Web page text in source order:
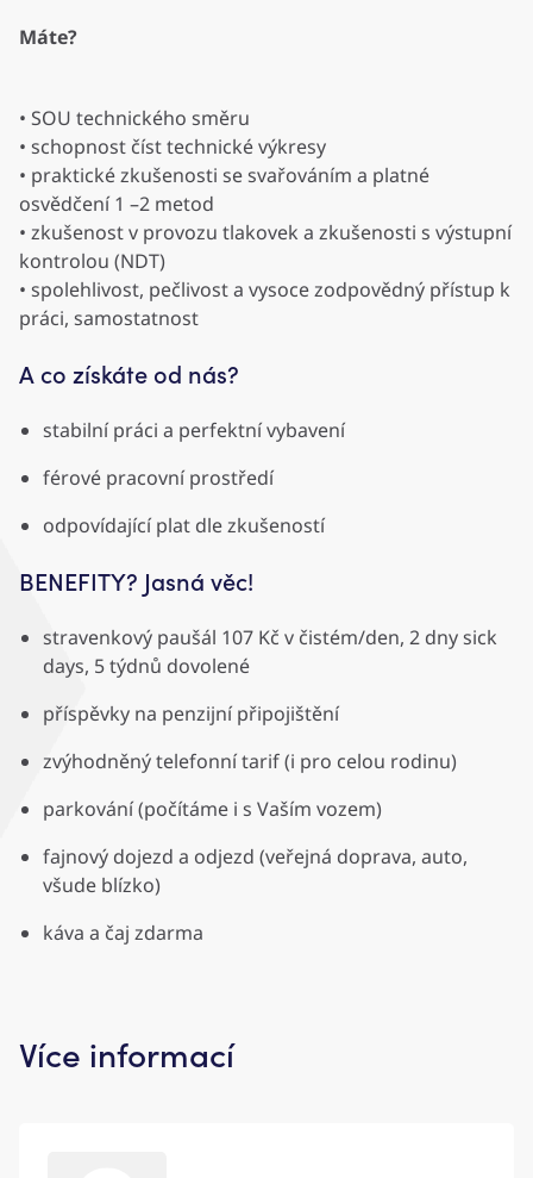
Máte?
• SOU technického směru
• schopnost číst technické výkresy
• praktické zkušenosti se svařováním a platné
osvědčení 1 –2 metod
• zkušenost v provozu tlakovek a zkušenosti s výstupní
kontrolou (NDT)
• spolehlivost, pečlivost a vysoce zodpovědný přístup k
práci, samostatnost
A co získáte od nás?
stabilní práci a perfektní vybavení
férové pracovní prostředí
odpovídající plat dle zkušeností
BENEFITY? Jasná věc!
stravenkový paušál 107 Kč v čistém/den, 2 dny sick
days, 5 týdnů dovolené
příspěvky na penzijní připojištění
zvýhodněný telefonní tarif (i pro celou rodinu)
parkování (počítáme i s Vaším vozem)
fajnový dojezd a odjezd (veřejná doprava, auto,
všude blízko)
káva a čaj zdarma
Více informací